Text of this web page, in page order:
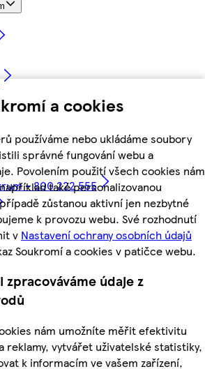
a cookies
používáme nebo ukládáme soubory
správné fungování webu a
Povolením použití všech cookies nám
také personalizovanou
zůstanou aktivní jen nezbytné
k provozu webu. Své rozhodnutí
v Nastavení ochrany osobních údajů
Soukromí a cookies v patičce webu.
zpracováváme údaje z
nám umožníte měřit efektivitu
reklamy, vytvářet uživatelské statistiky,
k informacím ve vašem zařízení,
- 800 222 555